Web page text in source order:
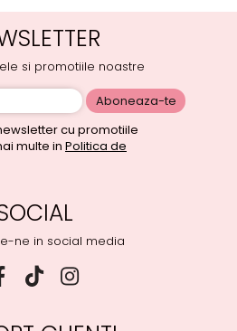
si promotiile noastre
cu promotiile
multe in Politica de
ne in social media